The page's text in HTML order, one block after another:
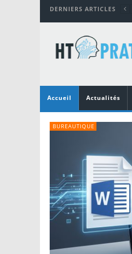
DERNIERS ARTICLES
Accueil
Actualités
BUREAUTIQUE